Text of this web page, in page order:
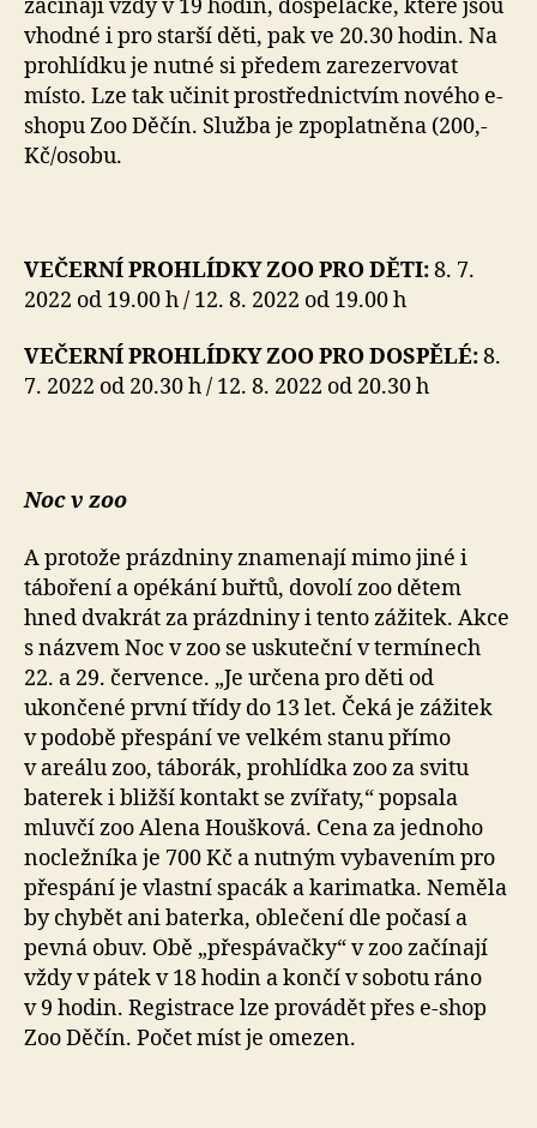
začínají vždy v 19 hodin, dospělácké, které jsou
vhodné i pro starší děti, pak ve 20.30 hodin. Na
prohlídku je nutné si předem zarezervovat
místo. Lze tak učinit prostřednictvím nového e-
shopu Zoo Děčín. Služba je zpoplatněna (200,-
Kč/osobu.
VEČERNÍ PROHLÍDKY ZOO PRO DĚTI:8. 7.
2022 od 19.00 h / 12. 8. 2022 od 19.00 h
VEČERNÍ PROHLÍDKY ZOO PRO DOSPĚLÉ:8.
7. 2022 od 20.30 h / 12. 8. 2022 od 20.30 h
Noc v zoo
A protože prázdniny znamenají mimo jiné i
táboření a opékání buřtů, dovolí zoo dětem
hned dvakrát za prázdniny i tento zážitek. Akce
s názvem Noc v zoo se uskuteční v termínech
22. a 29. července. „Je určena pro děti od
ukončené první třídy do 13 let. Čeká je zážitek
v podobě přespání ve velkém stanu přímo
v areálu zoo, táborák, prohlídka zoo za svitu
baterek i bližší kontakt se zvířaty,“ popsala
mluvčí zoo Alena Houšková. Cena za jednoho
nocležníka je 700 Kč a nutným vybavením pro
přespání je vlastní spacák a karimatka. Neměla
by chybět ani baterka, oblečení dle počasí a
pevná obuv. Obě „přespávačky“ v zoo začínají
vždy v pátek v 18 hodin a končí v sobotu ráno
v 9 hodin. Registrace lze provádět přes e-shop
Zoo Děčín. Počet míst je omezen.